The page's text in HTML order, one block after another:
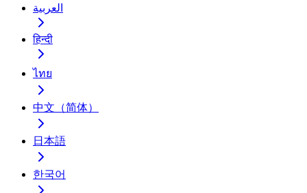
العربية
हिन्दी
ไทย
中文（简体）
日本語
한국어